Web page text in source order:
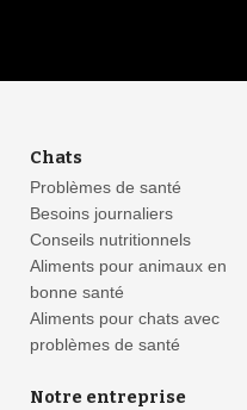
Chats
Problèmes de santé
Besoins journaliers
Conseils nutritionnels
Aliments pour animaux en
bonne santé
Aliments pour chats avec
problèmes de santé
Notre entreprise